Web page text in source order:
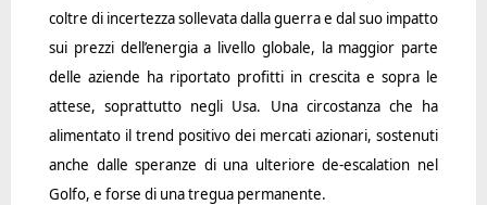
coltre di incertezza sollevata dalla guerra e dal suo impatto
sui prezzi dell’energia a livello globale, la maggior parte
delle aziende ha riportato profitti in crescita e sopra le
attese, soprattutto negli Usa. Una circostanza che ha
alimentato il trend positivo dei mercati azionari, sostenuti
anche dalle speranze di una ulteriore de-escalation nel
Golfo, e forse di una tregua permanente.